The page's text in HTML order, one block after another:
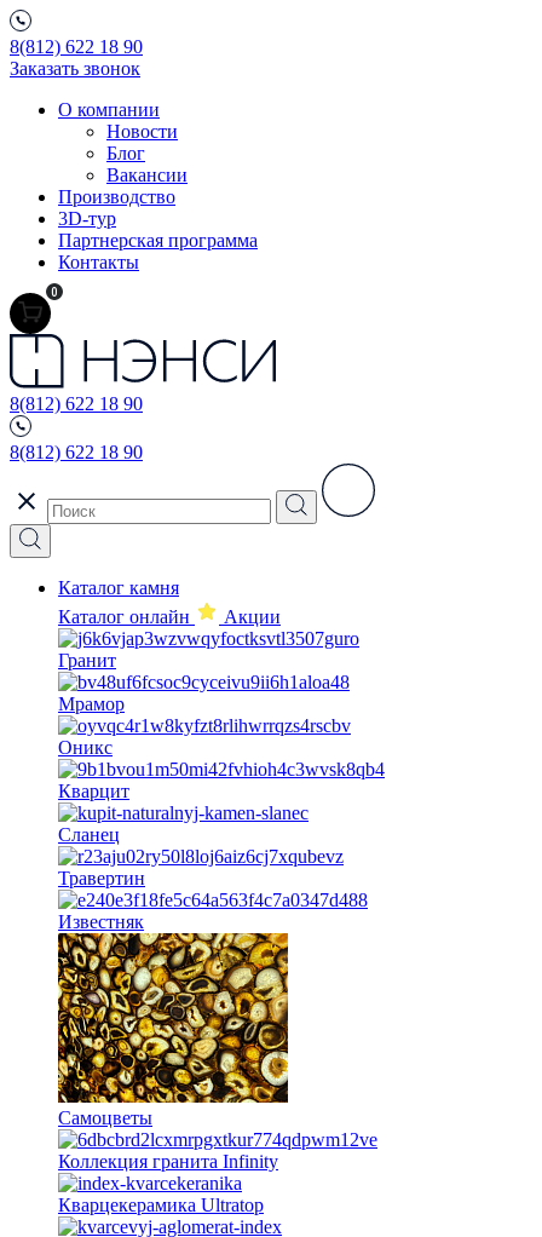
8(812) 622 18 90
Заказать звонок
О компании
Новости
Блог
Вакансии
Производство
3D-тур
Партнерская программа
Контакты
0
8(812) 622 18 90
8(812) 622 18 90
Каталог камня
Каталог онлайн
Акции
Гранит
Мрамор
Оникс
Кварцит
Сланец
Травертин
Известняк
Самоцветы
Коллекция гранита Infinity
Кварцекерамика Ultratop